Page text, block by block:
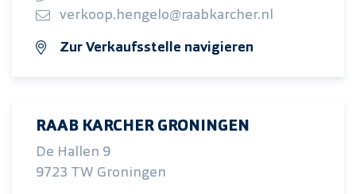
verkoop.hengelo@raabkarcher.nl
Zur Verkaufsstelle navigieren
RAAB KARCHER GRONINGEN
De Hallen 9
9723 TW Groningen